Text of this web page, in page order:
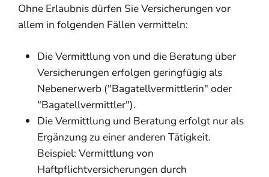
Ohne Erlaubnis dürfen Sie Versicherungen vor
allem in folgenden Fällen vermitteln:
Die Vermittlung von und die Beratung über
Versicherungen erfolgen geringfügig als
Nebenerwerb ("Bagatellvermittlerin" oder
"Bagatellvermittler").
Die Vermittlung und Beratung erfolgt nur als
Ergänzung zu einer anderen Tätigkeit.
Beispiel: Vermittlung von
Haftpflichtversicherungen durch